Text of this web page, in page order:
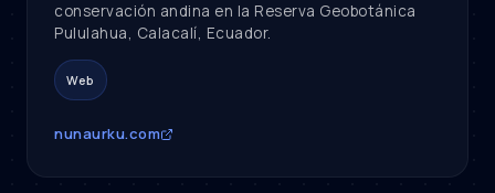
conservación andina en la Reserva Geobotánica
Pululahua, Calacalí, Ecuador.
Web
nunaurku.com